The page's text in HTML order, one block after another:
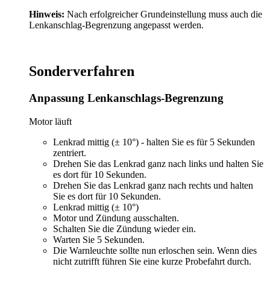
Hinweis: Nach erfolgreicher Grundeinstellung muss auch die
Lenkanschlag-Begrenzung angepasst werden.
Sonderverfahren
Anpassung Lenkanschlags-Begrenzung
Motor läuft
Lenkrad mittig (± 10°) - halten Sie es für 5 Sekunden
zentriert.
Drehen Sie das Lenkrad ganz nach links und halten Sie
es dort für 10 Sekunden.
Drehen Sie das Lenkrad ganz nach rechts und halten
Sie es dort für 10 Sekunden.
Lenkrad mittig (± 10°)
Motor und Zündung ausschalten.
Schalten Sie die Zündung wieder ein.
Warten Sie 5 Sekunden.
Die Warnleuchte sollte nun erloschen sein. Wenn dies
nicht zutrifft führen Sie eine kurze Probefahrt durch.